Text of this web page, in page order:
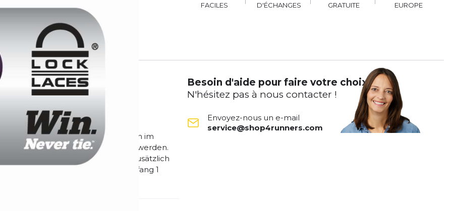
FACILES
D'ÉCHANGES
GRATUITE
EUROPE
eine gleichbleibende Passform im
einmal eingefädelt und justiert werden.
beim Triathlon und Duathlon). Zusätzlich
beim Sport. Lieferumfang 1
Besoin d'aide pour faire votre choix ?
N'hésitez pas à nous contacter !
Envoyez-nous un e-mail
service@shop4runners.com